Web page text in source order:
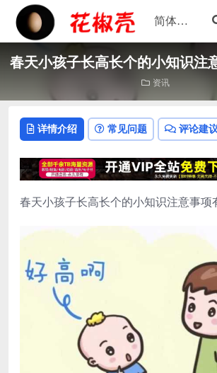
春天小孩子长高长个的小知识注
资讯
详情介绍 常见问题 评论建议
春天小孩子长高长个的小知识注意事项